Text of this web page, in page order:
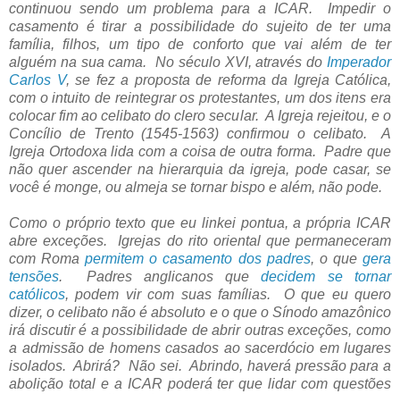
continuou sendo um problema para a ICAR. Impedir o
casamento é tirar a possibilidade do sujeito de ter uma
família, filhos, um tipo de conforto que vai além de ter
alguém na sua cama. No século XVI, através do Imperador
Carlos V, se fez a proposta de reforma da Igreja Católica,
com o intuito de reintegrar os protestantes, um dos itens era
colocar fim ao celibato do clero secular. A Igreja rejeitou, e o
Concílio de Trento (1545-1563) confirmou o celibato. A
Igreja Ortodoxa lida com a coisa de outra forma. Padre que
não quer ascender na hierarquia da igreja, pode casar, se
você é monge, ou almeja se tornar bispo e além, não pode.
Como o próprio texto que eu linkei pontua, a própria ICAR
abre exceções. Igrejas do rito oriental que permaneceram
com Romapermitem o casamento dos padres, o quegera
tensões. Padres anglicanos quedecidem se tornar
católicos, podem vir com suas famílias. O que eu quero
dizer, o celibato não é absoluto e o que o Sínodo amazônico
irá discutir é a possibilidade de abrir outras exceções, como
a admissão de homens casados ao sacerdócio em lugares
isolados. Abrirá? Não sei. Abrindo, haverá pressão para a
abolição total e a ICAR poderá ter que lidar com questões